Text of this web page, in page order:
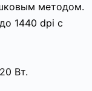
методом.
1440 dpi с
Вт.